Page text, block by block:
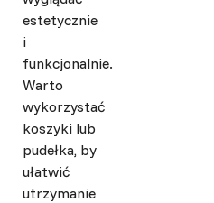
estetycznie
i
funkcjonalnie.
Warto
wykorzystać
koszyki lub
pudełka, by
ułatwić
utrzymanie